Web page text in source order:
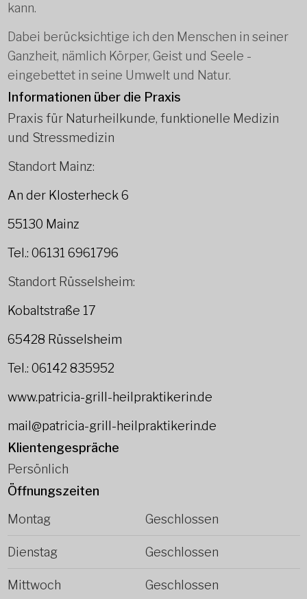
kann.
Dabei berücksichtige ich den Menschen in seiner
Ganzheit, nämlich Körper, Geist und Seele -
eingebettet in seine Umwelt und Natur.
Informationen über die Praxis
Praxis für Naturheilkunde, funktionelle Medizin
und Stressmedizin
Standort Mainz:
An der Klosterheck 6
55130 Mainz
Tel.: 06131 6961796
Standort Rüsselsheim:
Kobaltstraße 17
65428 Rüsselsheim
Tel.: 06142 835952
www.patricia-grill-heilpraktikerin.de
mail@patricia-grill-heilpraktikerin.de
Klientengespräche
Persönlich
Öffnungszeiten
Montag
Geschlossen
Dienstag Geschlossen
Mittwoch Geschlossen